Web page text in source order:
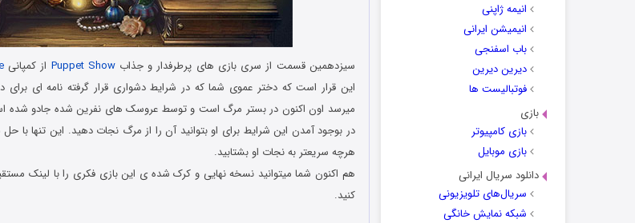
انیمه ژاپنی
انیمیشن ایرانی
باب اسفنجی
دیرین دیرین
فوتبالیست ها
بازی
بازی کامپیوتر
بازی موبایل
دانلود سریال ایرانی
سریال‌های تلویزیونی
شبکه نمایش خانگی
سیزدهمین قسمت از سری بازی های پرطرفدار و جذابPuppet Show از کمپانی
این قرار است که دختر عموی شما که در شرایط دشواری قرار گرفته نامه ای
میرسد اون اکنون در بستر مرگ است و توسط عروسک های نفرین شده جادو شده
در بوجود آمدن این شرایط برای او بتوانید آن را از مرگ نجات دهید. این تنها با حل
هرچه سریعتر به نجات او بشتابید.
هم اکنون شما میتوانید نسخه نهایی و کرک شده ی این بازی فکری را با لینک
کنید.